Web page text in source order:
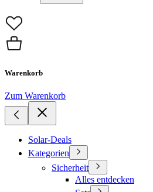
Warenkorb
Zum Warenkorb
Solar-Deals
Kategorien
Sicherheit
Alles entdecken